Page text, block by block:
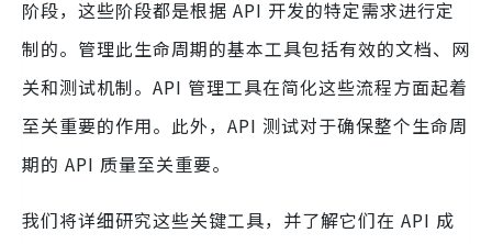
阶段，这些阶段都是根据 API 开发的特定需求进行定
制的。管理此生命周期的基本工具包括有效的文档、网
关和测试机制。API 管理工具在简化这些流程方面起着
至关重要的作用。此外，API 测试对于确保整个生命周
期的 API 质量至关重要。
我们将详细研究这些关键工具，并了解它们在 API 成